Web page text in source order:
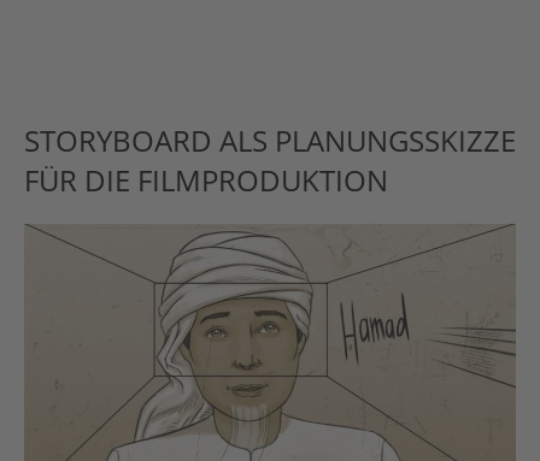
STORYBOARD ALS PLANUNGSSKIZZE
FÜR DIE FILMPRODUKTION